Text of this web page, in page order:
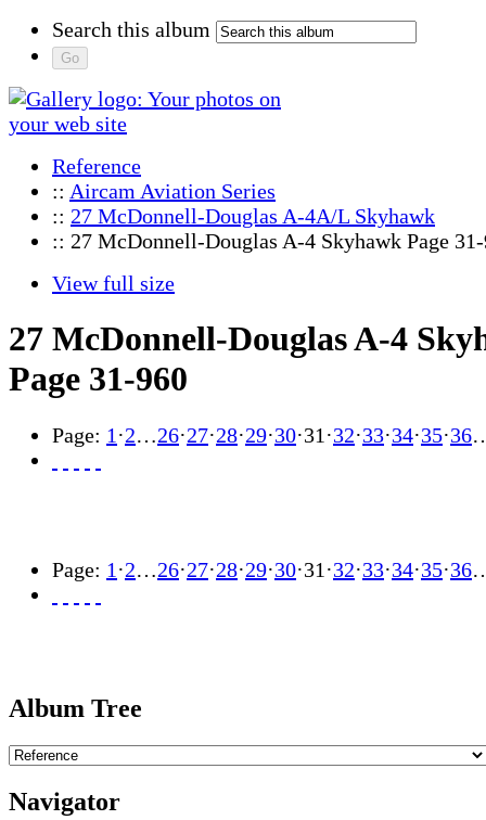
Search this album
Reference
:: Aircam Aviation Series
:: 27 McDonnell-Douglas A-4A/L Skyhawk
:: 27 McDonnell-Douglas A-4 Skyhawk Page
View full size
27 McDonnell-Douglas A-4
Page 31-960
Page: 1 ·2…26·27·28·29·30·31 ·32·33·34·35·36
Page: 1 ·2…26·27·28·29·30·31 ·32·33·34·35·36
Album Tree
Navigator